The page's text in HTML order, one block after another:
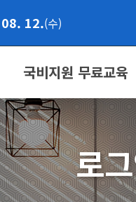
08. 12.(수)
국비지원 무료교육
로